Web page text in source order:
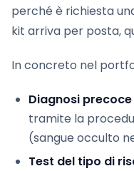
perché è richiesta
kit arriva per posta,
In concreto nel
Diagnosi
tramite la
(sangue occulto
Test del tipo di